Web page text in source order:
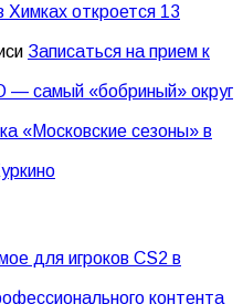
Химках откроется 13
Записаться на прием к
— самый «бобриный» округ
«Московские сезоны» в
для игроков CS2 в
контента